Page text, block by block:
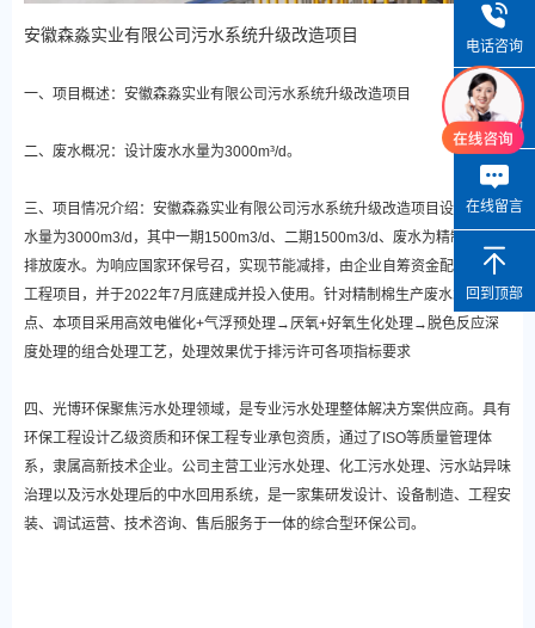
安徽森淼实业有限公司污水系统升级改造项目
一、项目概述：安徽森淼实业有限公司污水系统升级改造项目
二、废水概况：设计废水水量为3000m³/d。
三、项目情况介绍：安徽森淼实业有限公司污水系统升级改造项目设计总处理
水量为3000m3/d，其中一期1500m3/d、二期1500m3/d、废水为精制棉生产
排放废水。为响应国家环保号召，实现节能减排，由企业自筹资金配套建设本
工程项目，并于2022年7月底建成并投入使用。针对精制棉生产废水水质特
点、本项目采用高效电催化+气浮预处理→厌氧+好氧生化处理→脱色反应深
度处理的组合处理工艺，处理效果优于排污许可各项指标要求
四、光博环保聚焦污水处理领域，是专业污水处理整体解决方案供应商。具有
环保工程设计乙级资质和环保工程专业承包资质，通过了ISO等质量管理体
系，隶属高新技术企业。公司主营工业污水处理、化工污水处理、污水站异味
治理以及污水处理后的中水回用系统，是一家集研发设计、设备制造、工程安
装、调试运营、技术咨询、售后服务于一体的综合型环保公司。
电话咨询
微信咨询
在线留言
回到顶部